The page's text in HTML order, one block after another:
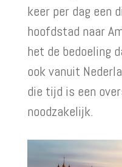
keer per dag een
hoofdstad naar
het de bedoeling
ook vanuit
die tijd is een
noodzakelijk.